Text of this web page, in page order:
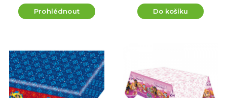
Prohlédnout Do košíku